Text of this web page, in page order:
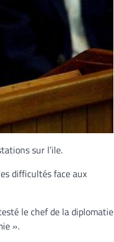
sur l’ile.
difficultés face aux
le chef de la diplomatie
».